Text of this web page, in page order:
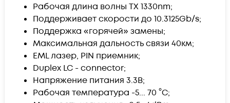
Рабочая длина волны TX 1330nm;
Поддерживает скорости до 10.3125Gb/s;
Поддержка «горячей» замены;
Максимальная дальность связи 40км;
EML лазер, PIN приемник;
Duplex LC - connector;
Напряжение питания 3.3В;
Рабочая температура -5... 70 °C;